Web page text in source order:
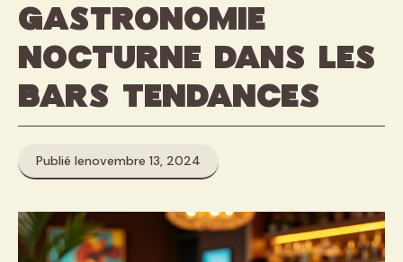
gastronomie
nocturne dans les
bars tendances
Publié lenovembre 13, 2024